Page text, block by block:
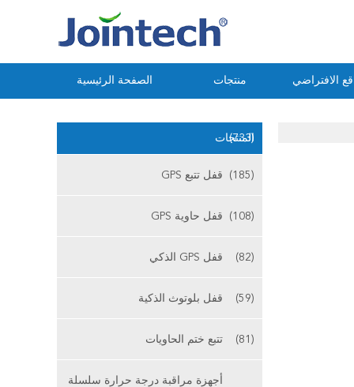
الصفحة الرئيسية منتجات الافتراضي
المنتجات(733)
قفل تتبع GPS (185)
قفل حاوية GPS (108)
قفل GPS الذكي (82)
قفل بلوتوث الذكية (59)
تتبع ختم الحاويات (81)
أجهزة مراقبة درجة حرارة سلسلة